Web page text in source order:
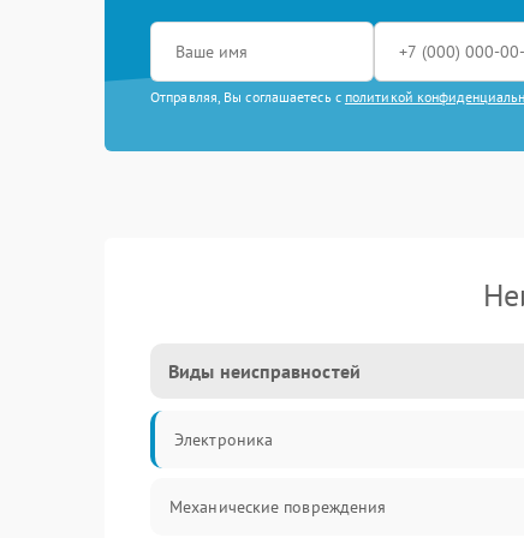
Отправляя, Вы соглашаетесь с политикой
Виды неисправностей
Электроника
Механические повреждения